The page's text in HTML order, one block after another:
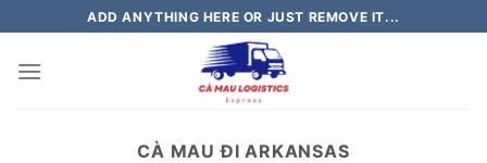
to
content
ADD ANYTHING HERE OR JUST REMOVE IT...
CÀ MAU ĐI ARKANSAS